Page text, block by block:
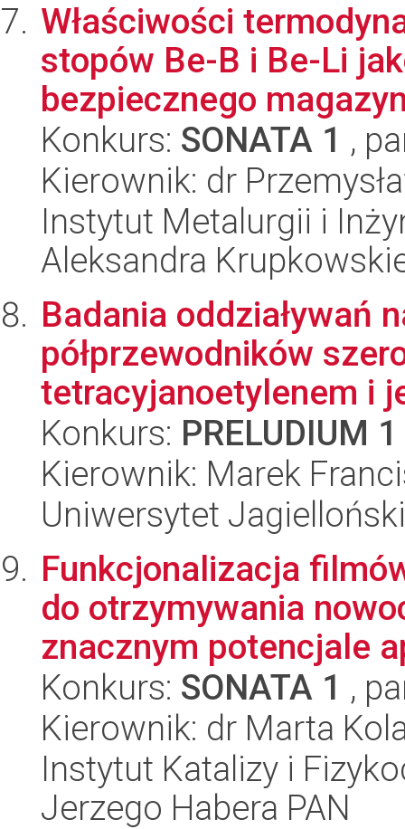
Właściwości
stopów Be-B i Be-Li
bezpiecznego
Konkurs: SONATA 1 ,
Kierownik: dr
Instytut Metalurgii i
Aleksandra
Badania oddziaływań
półprzewodników
tetracyjanoetylenem i
Konkurs: PRELUDIUM 1
Kierownik: Marek
Uniwersytet
Funkcjonalizacja
do otrzymywania
znacznym potencjale
Konkurs: SONATA 1 ,
Kierownik: dr Marta
Instytut Katalizy i
Jerzego Habera PAN